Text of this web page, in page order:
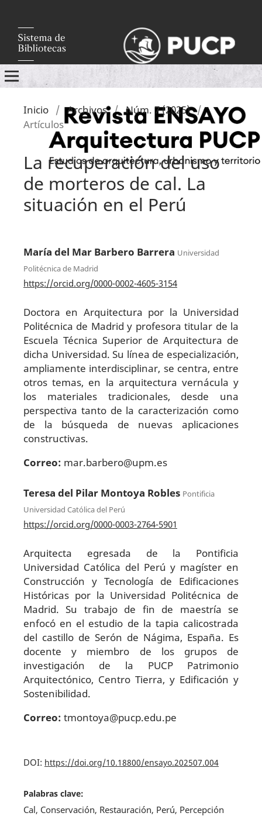
Inicio / Archivos / Núm. 7 (2025) /
Artículos
La recuperación del uso
de morteros de cal. La
situación en el Perú
María del Mar Barbero Barrera Universidad
Politécnica de Madrid
https://orcid.org/0000-0002-4605-3154
Doctora en Arquitectura por la Universidad
Politécnica de Madrid y profesora titular de la
Escuela Técnica Superior de Arquitectura de
dicha Universidad. Su línea de especialización,
ampliamente interdisciplinar, se centra, entre
otros temas, en la arquitectura vernácula y
los materiales tradicionales, desde una
perspectiva tanto de la caracterización como
de la búsqueda de nuevas aplicaciones
constructivas.
Correo: mar.barbero@upm.es
Teresa del Pilar Montoya Robles Pontificia
Universidad Católica del Perú
https://orcid.org/0000-0003-2764-5901
Arquitecta egresada de la Pontificia
Universidad Católica del Perú y magíster en
Construcción y Tecnología de Edificaciones
Históricas por la Universidad Politécnica de
Madrid. Su trabajo de fin de maestría se
enfocó en el estudio de la tapia calicostrada
del castillo de Serón de Nágima, España. Es
docente y miembro de los grupos de
investigación de la PUCP Patrimonio
Arquitectónico, Centro Tierra, y Edificación y
Sostenibilidad.
Correo: tmontoya@pucp.edu.pe
DOI: https://doi.org/10.18800/ensayo.202507.004
Palabras clave:
Cal, Conservación, Restauración, Perú, Percepción